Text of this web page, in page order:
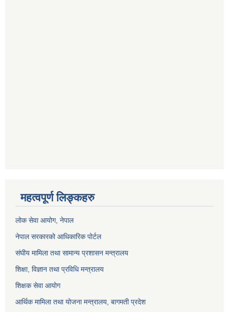
महत्वपूर्ण लिङ्कहरु
लोक सेवा आयोग, नेपाल
नेपाल सरकारको आधिकारिक पोर्टल
संघीय मामिला तथा सामान्य प्रशासन मन्त्रालय
शिक्षा, विज्ञान तथा प्रविधि मन्त्रालय
शिक्षक सेवा आयोग
आर्थिक मामिला तथा योजना मन्त्रालय, बागमती प्रदेश